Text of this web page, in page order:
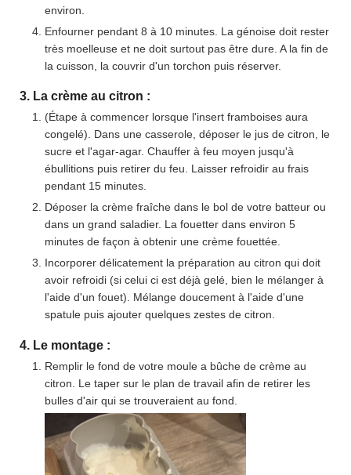
environ.
Enfourner pendant 8 à 10 minutes. La génoise doit rester
très moelleuse et ne doit surtout pas être dure. A la fin de
la cuisson, la couvrir d'un torchon puis réserver.
3. La crème au citron :
(Étape à commencer lorsque l'insert framboises aura
congelé). Dans une casserole, déposer le jus de citron, le
sucre et l'agar-agar. Chauffer à feu moyen jusqu'à
ébullitions puis retirer du feu. Laisser refroidir au frais
pendant 15 minutes.
Déposer la crème fraîche dans le bol de votre batteur ou
dans un grand saladier. La fouetter dans environ 5
minutes de façon à obtenir une crème fouettée.
Incorporer délicatement la préparation au citron qui doit
avoir refroidi (si celui ci est déjà gelé, bien le mélanger à
l'aide d'un fouet). Mélange doucement à l'aide d'une
spatule puis ajouter quelques zestes de citron.
4. Le montage :
Remplir le fond de votre moule a bûche de crème au
citron. Le taper sur le plan de travail afin de retirer les
bulles d'air qui se trouveraient au fond.